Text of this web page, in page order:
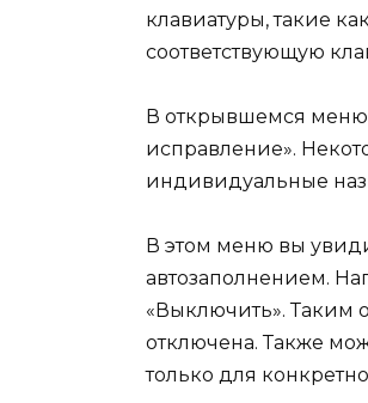
клавиатуры, такие
соответствующую
В открывшемся меню
исправление».
индивидуальные
В этом меню вы
автозаполнением.
«Выключить». Таким
отключена. Также
только для